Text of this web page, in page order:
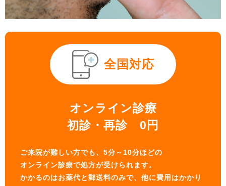
全国対応
オンライン診療
初診・再診 0円
ご来院が難しい方でも、5分～10分ほどの
オンライン診療で処方が受けられます。
かかるのはお薬代と郵送料のみで、他に費用はかかり